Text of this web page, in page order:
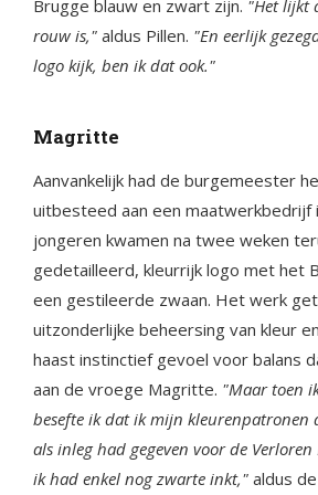
Brugge blauw en zwart zijn. "Het lijkt
rouw is," aldus Pillen. "En eerlijk
logo kijk, ben ik dat ook."
Magritte
Aanvankelijk had de burgemeester
uitbesteed aan een maatwerkbedrijf
jongeren kwamen na twee weken
gedetailleerd, kleurrijk logo met het
een gestileerde zwaan. Het werk
uitzonderlijke beheersing van kleur
haast instinctief gevoel voor balans
aan de vroege Magritte. "Maar toen
besefte ik dat ik mijn kleurenpatronen
als inleg had gegeven voor de
ik had enkel nog zwarte inkt," aldus